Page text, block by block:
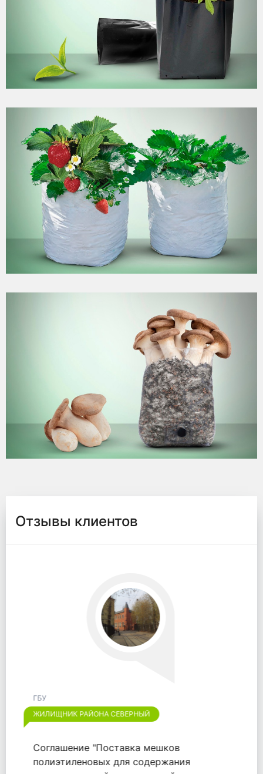
Отзывы клиентов
ГБУ
ЖИЛИЩНИК РАЙОНА ОТРАДНОЕ
Хотим выразить признательность
компании "ООО "ВАЙТПАК"" за